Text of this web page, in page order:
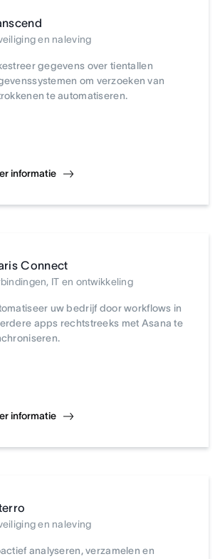
en naleving
gegevens over tientallen
om verzoeken van
te automatiseren.
informatie
Connect
IT en ontwikkeling
uw bedrijf door workflows in
apps rechtstreeks met Asana te
informatie
en naleving
analyseren, verzamelen en